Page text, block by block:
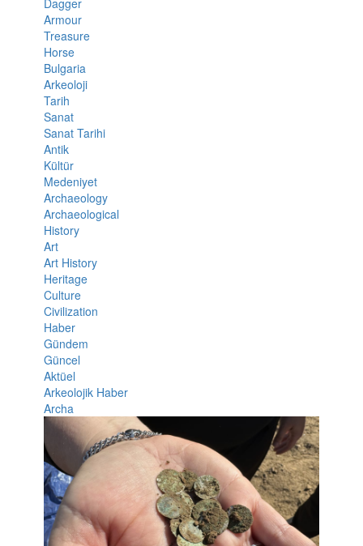
Armour
Treasure
Horse
Bulgaria
Arkeoloji
Tarih
Sanat
Sanat Tarihi
Antik
Kültür
Medeniyet
Archaeology
Archaeological
History
Art
Art History
Heritage
Culture
Civilization
Haber
Gündem
Güncel
Aktüel
Arkeolojik Haber
Archa